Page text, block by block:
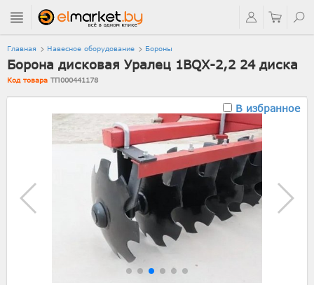
Главная Навесное оборудование Бороны
Борона дисковая Уралец 1BQX-2,2 24 диска
Код товара ТП000441178
В избранное